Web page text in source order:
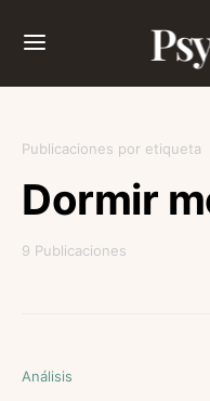
Publicaciones por etiqueta
Dormir
9 Publicaciones
Análisis